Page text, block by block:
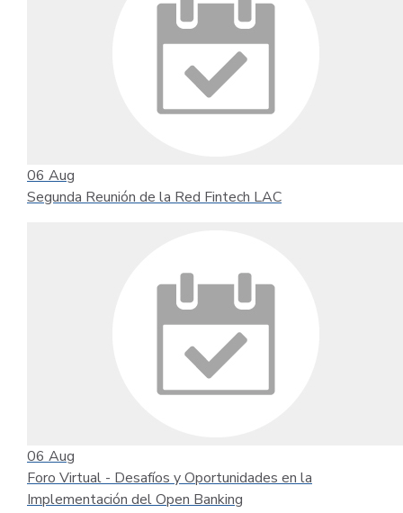
06 Aug
Segunda Reunión de la Red Fintech LAC
06 Aug
Foro Virtual - Desafíos y Oportunidades en la
Implementación del Open Banking